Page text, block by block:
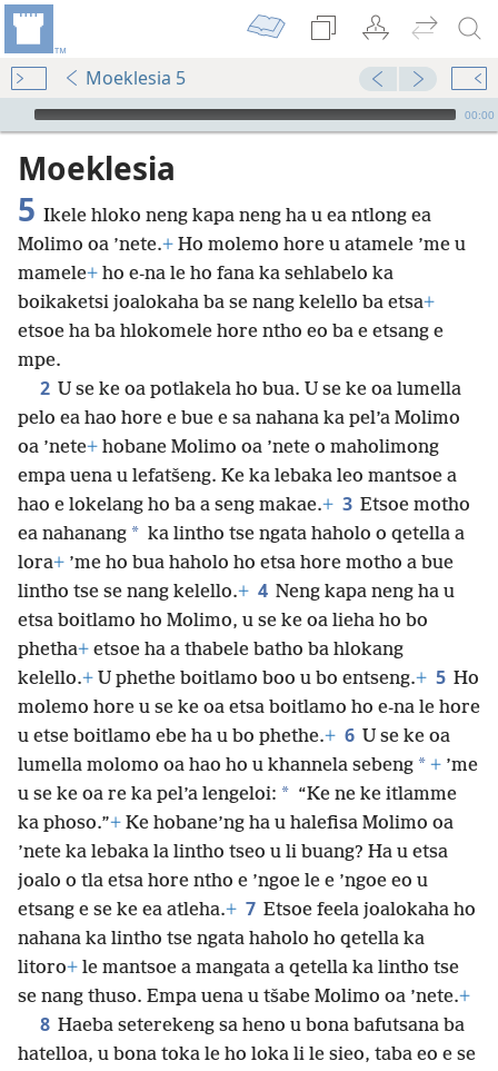
Moeklesia 5
Audio Player
00:00
Moeklesia
5 Ikele hloko neng kapa neng ha u ea ntlong ea
Molimo oa ’nete.+ Ho molemo hore u atamele ’me u
mamele+ ho e-na le ho fana ka sehlabelo ka
boikaketsi joalokaha ba se nang kelello ba etsa+
etsoe ha ba hlokomele hore ntho eo ba e etsang e
mpe.
2 U se ke oa potlakela ho bua. U se ke oa lumella
pelo ea hao hore e bue e sa nahana ka pel’a Molimo
oa ’nete+ hobane Molimo oa ’nete o maholimong
empa uena u lefatšeng. Ke ka lebaka leo mantsoe a
hao e lokelang ho ba a seng makae.+ 3 Etsoe motho
ea nahanang * ka lintho tse ngata haholo o qetella a
lora+ ’me ho bua haholo ho etsa hore motho a bue
lintho tse se nang kelello.+ 4 Neng kapa neng ha u
etsa boitlamo ho Molimo, u se ke oa lieha ho bo
phetha+ etsoe ha a thabele batho ba hlokang
kelello.+ U phethe boitlamo boo u bo entseng.+ 5 Ho
molemo hore u se ke oa etsa boitlamo ho e-na le hore
u etse boitlamo ebe ha u bo phethe.+ 6 U se ke oa
lumella molomo oa hao ho u khannela sebeng * + ’me
u se ke oa re ka pel’a lengeloi: * “Ke ne ke itlamme
ka phoso.”+ Ke hobane’ng ha u halefisa Molimo oa
’nete ka lebaka la lintho tseo u li buang? Ha u etsa
joalo o tla etsa hore ntho e ’ngoe le e ’ngoe eo u
etsang e se ke ea atleha.+ 7 Etsoe feela joalokaha ho
nahana ka lintho tse ngata haholo ho qetella ka
litoro+ le mantsoe a mangata a qetella ka lintho tse
se nang thuso. Empa uena u tšabe Molimo oa ’nete.+
8 Haeba seterekeng sa heno u bona bafutsana ba
hatelloa, u bona toka le ho loka li le sieo, taba eo e se